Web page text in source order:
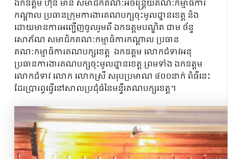
ឯកឧត្តម ហ៊ុន ម៉ានី សមាជិកគណៈអចិន្ត្រៃយ៍គណៈកម្មាធិការ
កណ្តាល ប្រធានក្រុមការងារគណបក្សចុះមូលដ្ឋានខេត្ត និង
ដោយមានការអញ្ជើញចូលរួមពី ឯកឧត្តមបណ្ឌិត ជាម ច័ន្ទ
សោភ័ណ សមាជិកគណៈកម្មាធិការកណ្តាល ប្រធាន
គណៈកម្មាធិការគណបក្សខេត្ត ឯកឧត្តម លោកជំទាវអនុ
ប្រធានការងារគណបក្សចុះមូលដ្ឋានខេត្ត ព្រមទាំង ឯកឧត្តម
លោកជំទាវ លោក លោកស្រី សរុបប្រមាណ ៤០០នាក់ ពិធីនេះ
ដែរប្រារព្ធធ្វើនៅសាលប្រជុំធំនៃមន្ទីរគណបក្សខេត្ត។